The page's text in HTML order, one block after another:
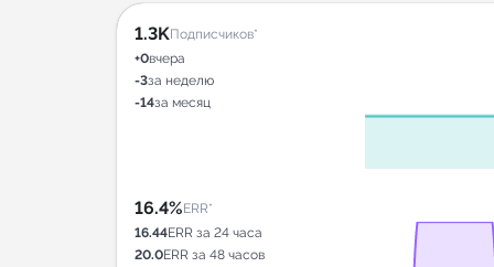
1.3KПодписчиков*
+0вчера
-3за неделю
-14за месяц
16.4%ERR*
16.44ERR за 24 часа
20.0ERR за 48 часов